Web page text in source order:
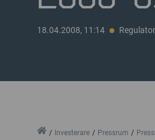
18.04.2008, 11:14
HomeInvesterare Pressrum